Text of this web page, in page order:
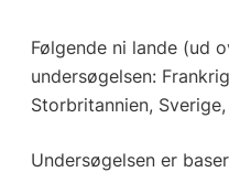
Følgende ni lande (ud
undersøgelsen:
Storbritannien,
Undersøgelsen er